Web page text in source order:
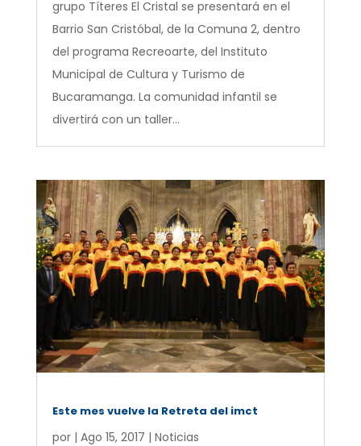
grupo Títeres El Cristal se presentará en el
Barrio San Cristóbal, de la Comuna 2, dentro
del programa Recreoarte, del Instituto
Municipal de Cultura y Turismo de
Bucaramanga. La comunidad infantil se
divertirá con un taller...
Este mes vuelve la Retreta del imct
por | Ago 15, 2017 | Noticias